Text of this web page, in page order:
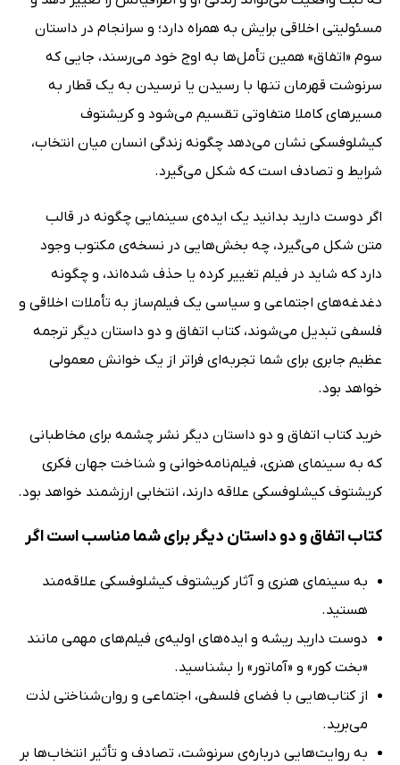
مسئولیتی اخلاقی برایش به همراه دارد؛ و سرانجام در داستان
سوم «اتفاق» همین تأمل‌ها به اوج خود می‌رسند، جایی که
سرنوشت قهرمان تنها با رسیدن یا نرسیدن به یک قطار به
مسیرهای کاملا متفاوتی تقسیم می‌شود و کریشتوف
کیشلوفسکی نشان می‌دهد چگونه زندگی انسان میان انتخاب،
شرایط و تصادف است که شکل می‌گیرد.
اگر دوست دارید بدانید یک ایده‌‌ی سینمایی چگونه در قالب
متن شکل می‌گیرد، چه بخش‌هایی در نسخه‌ی‌ مکتوب وجود
دارد که شاید در فیلم تغییر کرده یا حذف شده‌اند، و چگونه
دغدغه‌های اجتماعی و سیاسی یک فیلم‌ساز به تأملات اخلاقی و
فلسفی تبدیل می‌شوند، کتاب اتفاق و دو داستان دیگر ترجمه
عظیم جابری برای شما تجربه‌ای فراتر از یک خوانش معمولی
خواهد بود.
خرید کتاب اتفاق و دو داستان دیگر نشر چشمه برای مخاطبانی
که به سینمای هنری، فیلم‌نامه‌خوانی و شناخت جهان فکری
کریشتوف کیشلوفسکی علاقه دارند، انتخابی ارزشمند خواهد بود.
کتاب اتفاق و دو داستان دیگر برای شما مناسب است اگر
به سینمای هنری و آثار کریشتوف کیشلوفسکی علاقه‌مند
هستید.
دوست دارید ریشه‌ و ایده‌های اولیه‌ی فیلم‌های مهمی مانند
«بخت کور» و «آماتور» را بشناسید.
از کتاب‌هایی با فضای فلسفی، اجتماعی و روان‌شناختی لذت
می‌برید.
به روایت‌هایی درباره‌ی سرنوشت، تصادف و تأثیر انتخاب‌ها بر